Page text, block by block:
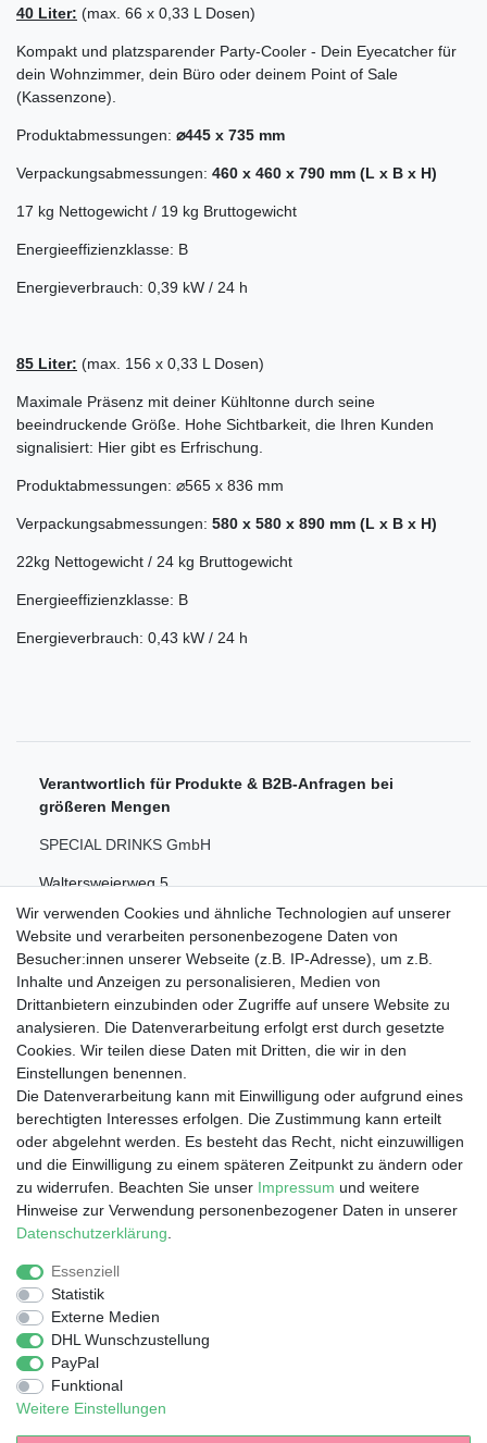
40 Liter: (max. 66 x 0,33 L Dosen)
Kompakt und platzsparender Party-Cooler - Dein Eyecatcher für
dein Wohnzimmer, dein Büro oder deinem Point of Sale
(Kassenzone).
Produktabmessungen: ⌀445 x 735 mm
Verpackungsabmessungen: 460 x 460 x 790 mm (L x B x H)
17 kg Nettogewicht / 19 kg Bruttogewicht
Energieeffizienzklasse: B
Energieverbrauch: 0,39 kW / 24 h
85 Liter: (max. 156 x 0,33 L Dosen)
Maximale Präsenz mit deiner Kühltonne durch seine
beeindruckende Größe. Hohe Sichtbarkeit, die Ihren Kunden
signalisiert: Hier gibt es Erfrischung.
Produktabmessungen: ⌀565 x 836 mm
Verpackungsabmessungen: 580 x 580 x 890 mm (L x B x H)
22kg Nettogewicht / 24 kg Bruttogewicht
Energieeffizienzklasse: B
Energieverbrauch: 0,43 kW / 24 h
Verantwortlich für Produkte & B2B-Anfragen bei
größeren Mengen
SPECIAL DRINKS GmbH
Waltersweierweg 5
77652 Offenburg
Kontakt
📞 +49 175 1 5555 88
📧hello@iamspecial.club
Online-Vertrieb & Versand
durch die 1A Star Internet GmbH
📧 shop@1a.de
🕘 Mo. – Fr.: 9:30 – 17:00 Uhr
Impressum
Wir verwenden Cookies und ähnliche Technologien auf unserer
Website und verarbeiten personenbezogene Daten von
Besucher:innen unserer Webseite (z.B. IP-Adresse), um z.B.
Inhalte und Anzeigen zu personalisieren, Medien von
Drittanbietern einzubinden oder Zugriffe auf unsere Website zu
analysieren. Die Datenverarbeitung erfolgt erst durch gesetzte
Cookies. Wir teilen diese Daten mit Dritten, die wir in den
Einstellungen benennen.
Die Datenverarbeitung kann mit Einwilligung oder aufgrund eines
berechtigten Interesses erfolgen. Die Zustimmung kann erteilt
oder abgelehnt werden. Es besteht das Recht, nicht einzuwilligen
und die Einwilligung zu einem späteren Zeitpunkt zu ändern oder
zu widerrufen. Beachten Sie unser Impressum und weitere
Hinweise zur Verwendung personenbezogener Daten in unserer
Daten­schutz­erklärung
Essenziell
Statistik
Externe Medien
DHL Wunschzustellung
PayPal
Funktional
Weitere Einstellungen